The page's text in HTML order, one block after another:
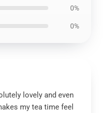
0%
0%
lovely and even
my tea time feel